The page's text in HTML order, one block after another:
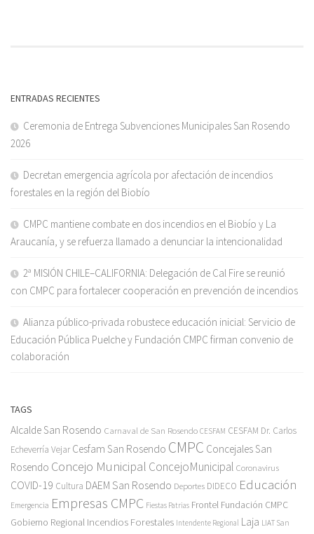
ENTRADAS RECIENTES
Ceremonia de Entrega Subvenciones Municipales San Rosendo
2026
Decretan emergencia agrícola por afectación de incendios
forestales en la región del Biobío
CMPC mantiene combate en dos incendios en el Biobío y La
Araucanía, y se refuerza llamado a denunciar la intencionalidad
2ª MISIÓN CHILE–CALIFORNIA: Delegación de Cal Fire se reunió
con CMPC para fortalecer cooperación en prevención de incendios
Alianza público-privada robustece educación inicial: Servicio de
Educación Pública Puelche y Fundación CMPC firman convenio de
colaboración
TAGS
Alcalde San Rosendo Carnaval de San Rosendo CESFAM CESFAM Dr. Carlos
Echeverría Vejar Cesfam San Rosendo CMPC Concejales San
Rosendo Concejo Municipal ConcejoMunicipal Coronavirus
COVID-19 Cultura DAEM San Rosendo Deportes DIDECO Educación
Emergencia Empresas CMPC Fiestas Patrias Frontel Fundación CMPC
Gobierno Regional Incendios Forestales Intendente Regional Laja LIAT San